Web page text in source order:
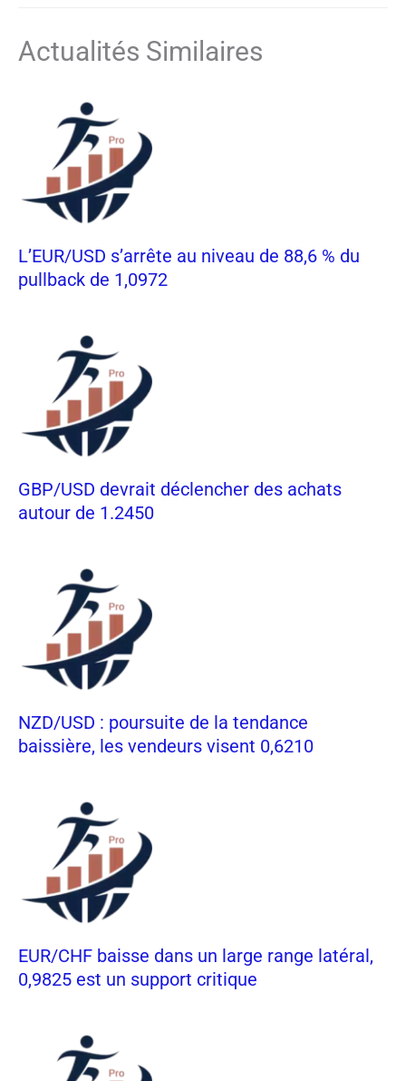
Actualités Similaires
L’EUR/USD s’arrête au niveau de 88,6 % du
pullback de 1,0972
GBP/USD devrait déclencher des achats
autour de 1.2450
NZD/USD : poursuite de la tendance
baissière, les vendeurs visent 0,6210
EUR/CHF baisse dans un large range latéral,
0,9825 est un support critique